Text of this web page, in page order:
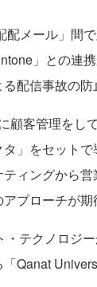
メール」間
」との連
配信事故の防
客管理をし
」をセット
ィングから
プローチが期
テクノロジ
Qanat